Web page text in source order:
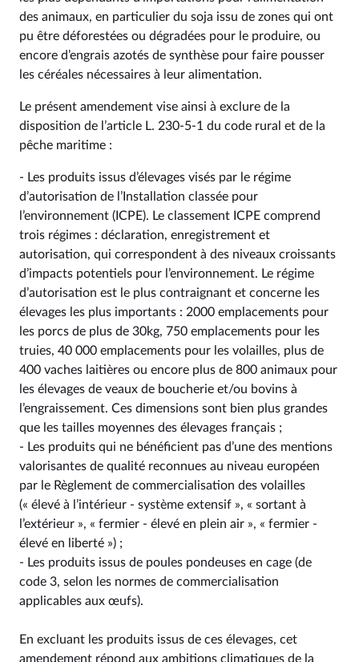
des animaux, en particulier du soja issu de zones qui ont
pu être déforestées ou dégradées pour le produire, ou
encore d’engrais azotés de synthèse pour faire pousser
les céréales nécessaires à leur alimentation.
Le présent amendement vise ainsi à exclure de la
disposition de l’article L. 230‑5‑1 du code rural et de la
pêche maritime :
- Les produits issus d’élevages visés par le régime
d’autorisation de l’Installation classée pour
l’environnement (ICPE). Le classement ICPE comprend
trois régimes : déclaration, enregistrement et
autorisation, qui correspondent à des niveaux croissants
d’impacts potentiels pour l’environnement. Le régime
d’autorisation est le plus contraignant et concerne les
élevages les plus importants : 2000 emplacements pour
les porcs de plus de 30kg, 750 emplacements pour les
truies, 40 000 emplacements pour les volailles, plus de
400 vaches laitières ou encore plus de 800 animaux pour
les élevages de veaux de boucherie et/ou bovins à
l’engraissement. Ces dimensions sont bien plus grandes
que les tailles moyennes des élevages français ;
- Les produits qui ne bénéficient pas d’une des mentions
valorisantes de qualité reconnues au niveau européen
par le Règlement de commercialisation des volailles
(« élevé à l’intérieur - système extensif », « sortant à
l’extérieur », « fermier - élevé en plein air », « fermier -
élevé en liberté ») ;
- Les produits issus de poules pondeuses en cage (de
code 3, selon les normes de commercialisation
applicables aux œufs).
En excluant les produits issus de ces élevages, cet
amendement répond aux ambitions climatiques de la